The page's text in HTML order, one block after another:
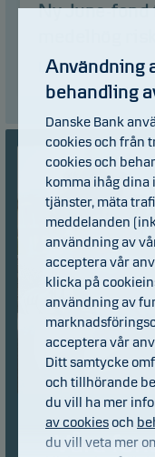
Ny June-
Läs mer
Våra
Användning
behandling
Danske Bank
cookies och från
cookies och
komma ihåg
tjänster, mäta
meddelanden
användning av
acceptera vår
klicka på
användning av
acceptera vår
Ditt samtycke
och tillhörande
du vill ha mer
av cookiesoch
du vill veta mer